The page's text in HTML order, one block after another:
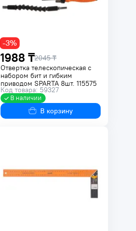
1988 ₸2045 ₸
-3%
Отвертка телескопическая с
набором бит и гибким
приводом SPARTA 8шт. 115575
Код товара: 59327
В наличии
В корзину